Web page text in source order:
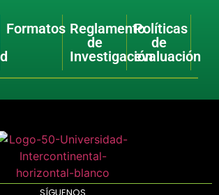
Formatos Reglamento
de
Investigación
Políticas
de
evaluación
SÍGUENOS